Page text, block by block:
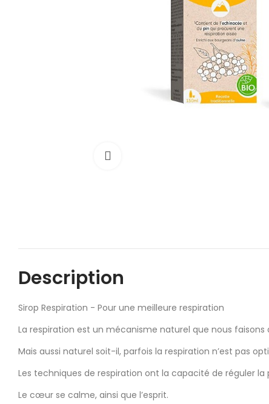
Description
Sirop Respiration - Pour une meilleure respiration
La respiration est un mécanisme naturel que nous faisons
Mais aussi naturel soit-il, parfois la respiration n’est pas
Les techniques de respiration ont la capacité de réguler
Le cœur se calme, ainsi que l’esprit.